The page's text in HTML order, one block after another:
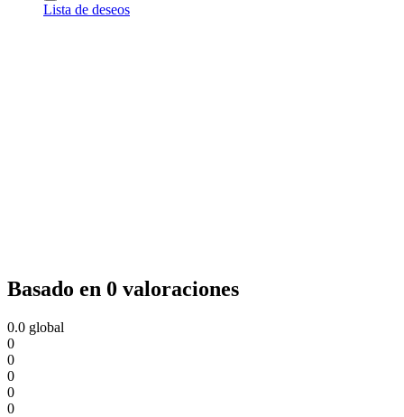
Lista de deseos
Basado en 0 valoraciones
0.0 global
0
0
0
0
0